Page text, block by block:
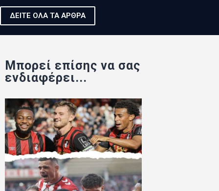
ΔΕΙΤΕ ΟΛΑ ΤΑ ΑΡΘΡΑ
Μπορεί επίσης να σας
ενδιαφέρει...